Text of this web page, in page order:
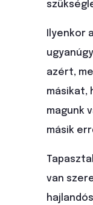
Ilyenkor
azért,
másikat,
magunk
másik
van